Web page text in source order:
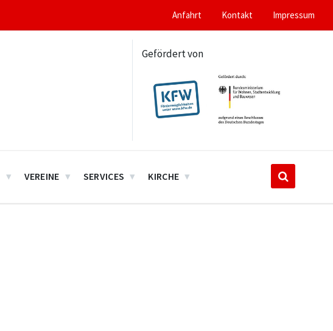
Anfahrt Kontakt Impressum
Gefördert von
VEREINE SERVICES KIRCHE